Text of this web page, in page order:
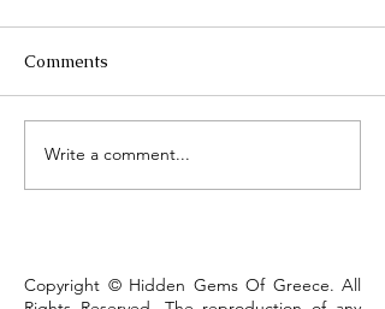
Lake Kastoria, the walk
that defines the town
Comments
Write a comment...
Copyright © Hidden Gems Of Greece. All